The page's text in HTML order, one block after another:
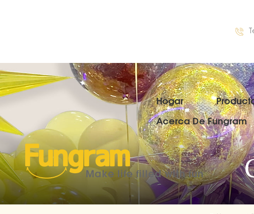
Hogar
Acerca De Fungram
Make life filled with fun